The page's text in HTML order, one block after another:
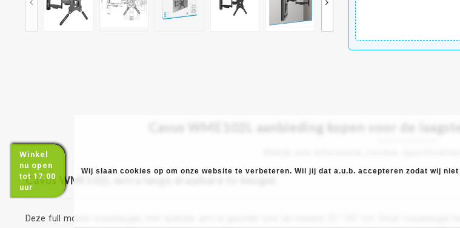
Cavus WME102L aanbieding kopen voor de
Cavus WME102L extra lange draaibare tv-beugel.
Deze full motion muurbeugel, met dubbele arm is geschikt voor de meeste 23 ‘’-55'' tv's. Deze
Winkel
nu open
tot 17:00
uur
Wij slaan cookies op om onze website te verbeteren. Wil jij dat a.u.b. accepteren zodat wij